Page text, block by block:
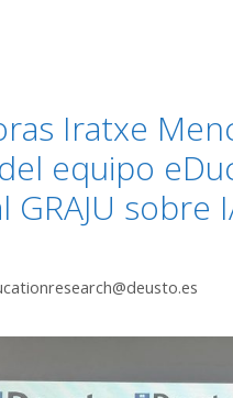
Iratxe
equipo
GRAJU sobre